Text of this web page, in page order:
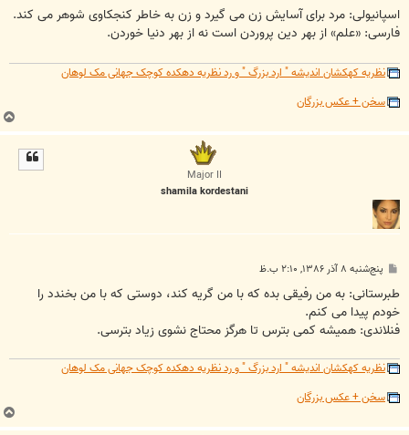
ت
اسپانیولی: مرد برای آسایش زن می گیرد و زن به خاطر کنجکاوی شوهر می کند.
فارسی: «علم» از بهر دین پروردن است نه از بهر دنیا خوردن.
نظریه کهکشان اندیشه " ارد بزرگ " و رد نظریه دهکده کوچک جهانی مک لوهان
سخن + عکس بزرگان
ب
ا
Major II
shamila kordestani
پ
ت
پنج‌شنبه ۸ آذر ۱۳۸۶, ۲:۱۰ ب.ظ
طبرستانی: به من رفیقی بده که با من گریه کند، دوستی که با من بخندد را
خودم پیدا می کنم.
فنلاندی: همیشه کمی بترس تا هرگز محتاج نشوی زیاد بترسی.
نظریه کهکشان اندیشه " ارد بزرگ " و رد نظریه دهکده کوچک جهانی مک لوهان
سخن + عکس بزرگان
ب
ا